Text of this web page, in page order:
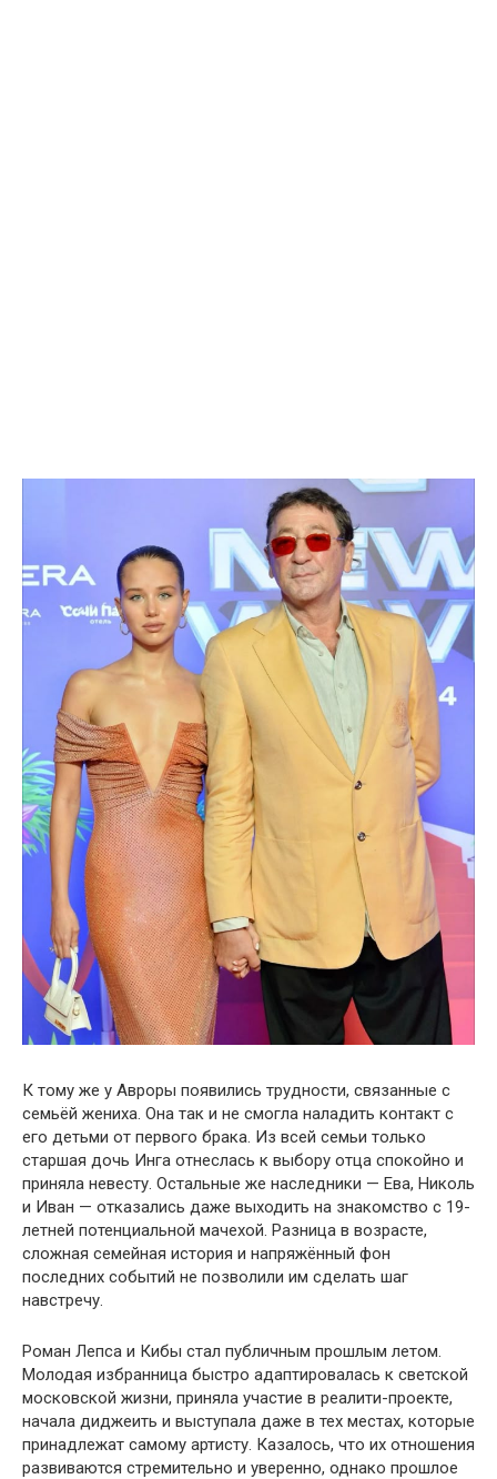
К тому же у Авроры появились трудности, связанные с
семьёй жениха. Она так и не смогла наладить контакт с
его детьми от первого брака. Из всей семьи только
старшая дочь Инга отнеслась к выбору отца спокойно и
приняла невесту. Остальные же наследники — Ева, Николь
и Иван — отказались даже выходить на знакомство с 19-
летней потенциальной мачехой. Разница в возрасте,
сложная семейная история и напряжённый фон
последних событий не позволили им сделать шаг
навстречу.
Роман Лепса и Кибы стал публичным прошлым летом.
Молодая избранница быстро адаптировалась к светской
московской жизни, приняла участие в реалити-проекте,
начала диджеить и выступала даже в тех местах, которые
принадлежат самому артисту. Казалось, что их отношения
развиваются стремительно и уверенно, однако прошлое